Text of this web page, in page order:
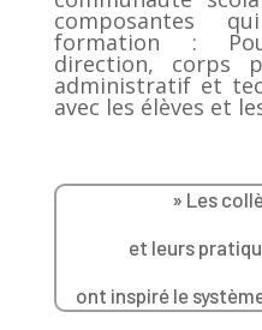
composantes
formation :
direction, corps
administratif et
avec les élèves et
» Les
et leurs
ont inspiré le